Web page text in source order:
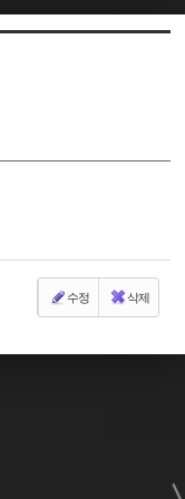
수정 삭제
5
5